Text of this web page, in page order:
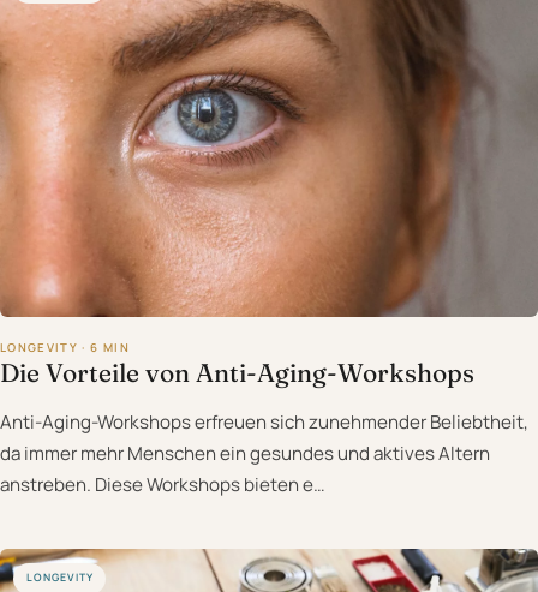
LONGEVITY · 6 MIN
Die Vorteile von Anti-Aging-Workshops
Anti-Aging-Workshops erfreuen sich zunehmender Beliebtheit,
da immer mehr Menschen ein gesundes und aktives Altern
anstreben. Diese Workshops bieten e…
LONGEVITY